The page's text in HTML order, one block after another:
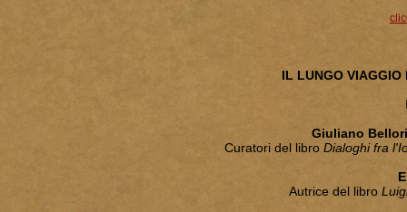
IL LUNGO VIAGGIO
Giuliano
Curatori del libro Dialoghi fra
Autrice del libro